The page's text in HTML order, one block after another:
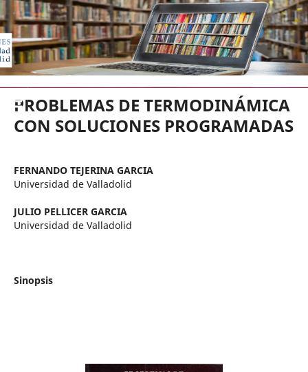
EDICIONES UNIVERSIDAD DE
PROBLEMAS DE TERMODINÁMICA
CON SOLUCIONES PROGRAMADAS
FERNANDO TEJERINA GARCIA
Universidad de Valladolid
JULIO PELLICER GARCIA
Universidad de Valladolid
Sinopsis